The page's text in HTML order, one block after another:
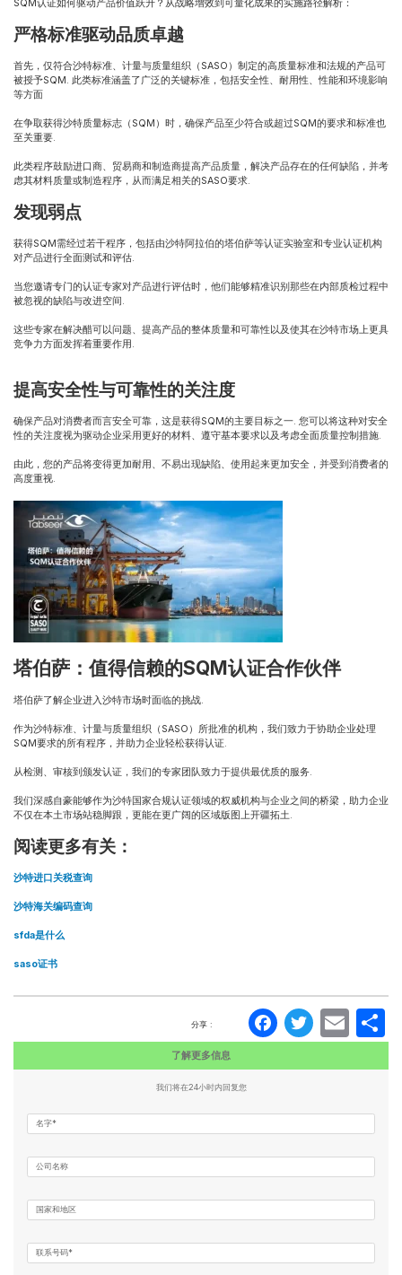
SQM认证如何驱动产品价值跃升？从战略增效到可量化成果的实施路径解析：
严格标准驱动品质卓越
首先，仅符合沙特标准、计量与质量组织（ SASO ）制定的高质量标准和法规的产品可
被授予SQM. 此类标准涵盖了广泛的关键标准，包括安全性、耐用性、性能和环境影响
等方面
在争取获得沙特质量标志（SQM）时，确保产品至少符合或超过SQM的要求和标准也
至关重要.
此类程序鼓励进口商、贸易商和制造商提高产品质量，解决产品存在的任何缺陷，并考
虑其材料质量或制造程序，从而满足相关的SASO要求.
发现弱点
获得SQM需经过若干程序，包括由沙特阿拉伯的塔伯萨等认证实验室和专业认证机构
对产品进行全面测试和评估.
当您邀请专门的认证专家对产品进行评估时，他们能够精准识别那些在内部质检过程中
被忽视的缺陷与改进空间.
这些专家在解决醋可以问题、提高产品的整体质量和可靠性以及使其在沙特市场上更具
竞争力方面发挥着重要作用.
提高安全性与可靠性的关注度
确保产品对消费者而言安全可靠，这是获得SQM的主要目标之一. 您可以将这种对安全
性的关注度视为驱动企业采用更好的材料、遵守基本要求以及考虑全面质量控制措施.
由此，您的产品将变得更加耐用、不易出现缺陷、使用起来更加安全，并受到消费者的
高度重视.
塔伯萨：值得信赖的SQM认证合作伙伴
塔伯萨了解企业进入沙特市场时面临的挑战.
作为沙特标准、计量与质量组织（SASO）所批准的机构，我们致力于协助企业处理
SQM要求的所有程序，并助力企业轻松获得认证.
从检测、审核到颁发认证，我们的专家团队致力于提供最优质的服务.
我们深感自豪能够作为沙特国家合规认证领域的权威机构与企业之间的桥梁，助力企业
不仅在本土市场站稳脚跟，更能在更广阔的区域版图上开疆拓土.
阅读更多有关：
沙特进口关税查询
沙特海关编码查询
sfda是什么
saso证书
分享 :
了解更多信息
我们将在24小时内回复您
名字*
公司名称
国家和地区
联系号码*